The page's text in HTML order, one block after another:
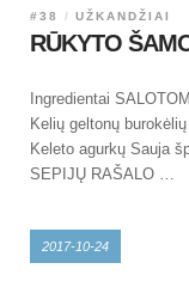
#38 UŽKANDŽIAI
RŪKYTO
Ingredientai
Kelių geltonų
Keleto agurkų Sauja
SEPIJŲ RAŠALO …
2017-10-24